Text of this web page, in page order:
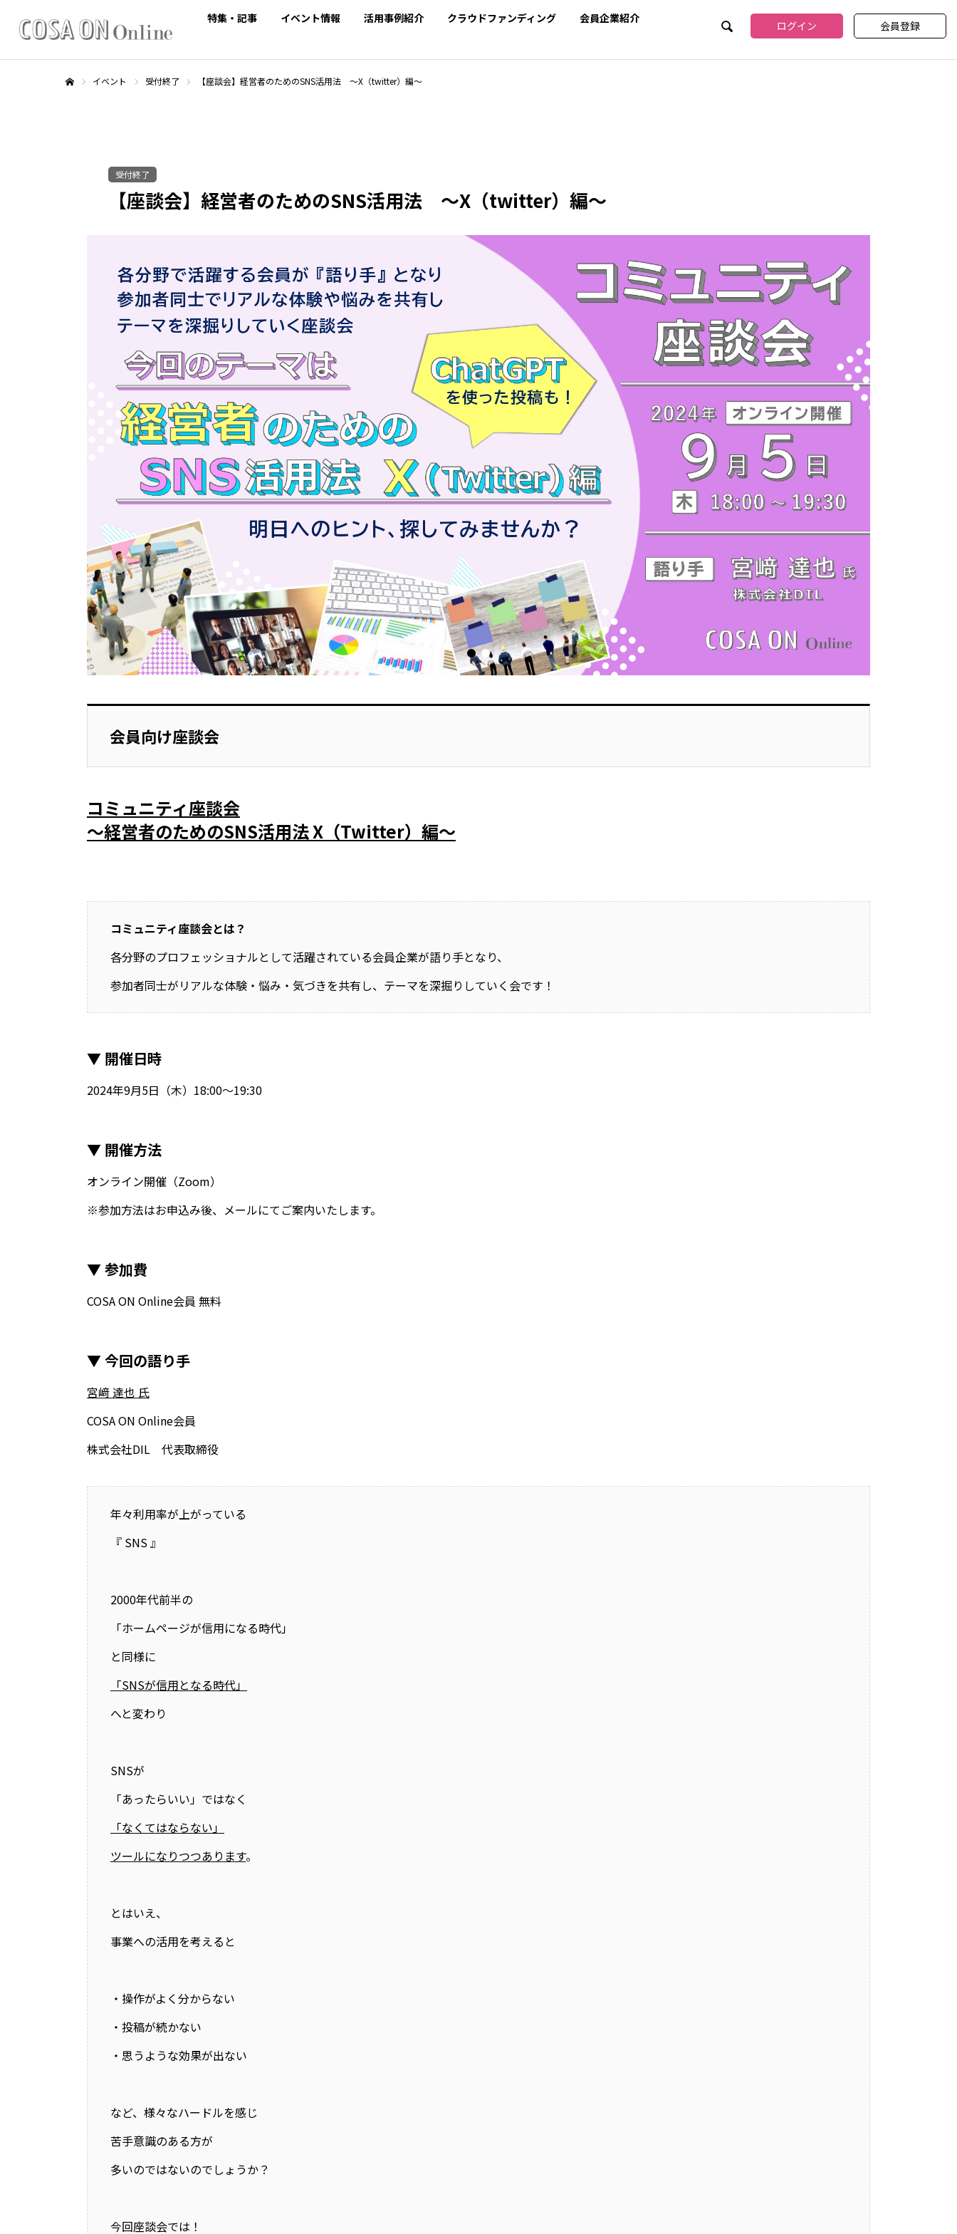
特集・記事 イベント情報 活用事例紹介 クラウドファンディング 会員企業紹介
SEARCH ログイン 会員登録
イベント 受付終了 【座談会】経営者のためのSNS活用法 ～X（twitter）編～
受付終了
【座談会】経営者のためのSNS活用法 ～X（twitter）編～
会員向け座談会
コミュニティ座談会
～経営者のためのSNS活用法 X（Twitter）編～
コミュニティ座談会とは？
各分野のプロフェッショナルとして活躍されている会員企業が語り手となり、
参加者同士がリアルな体験・悩み・気づきを共有し、テーマを深掘りしていく会です！
▼ 開催日時
2024年9月5日（木）18:00～19:30
▼ 開催方法
オンライン開催（Zoom）
※参加方法はお申込み後、メールにてご案内いたします。
▼ 参加費
COSA ON Online会員 無料
▼ 今回の語り手
宮﨑 達也 氏
COSA ON Online会員
株式会社DIL 代表取締役
年々利用率が上がっている
『 SNS 』
2000年代前半の
「ホームページが信用になる時代」
と同様に
「SNSが信用となる時代」
へと変わり
SNSが
「あったらいい」ではなく
「なくてはならない」
ツールになりつつあります。
とはいえ、
事業への活用を考えると
・操作がよく分からない
・投稿が続かない
・思うような効果が出ない
など、様々なハードルを感じ
苦手意識のある方が
多いのではないのでしょうか？
今回座談会では！